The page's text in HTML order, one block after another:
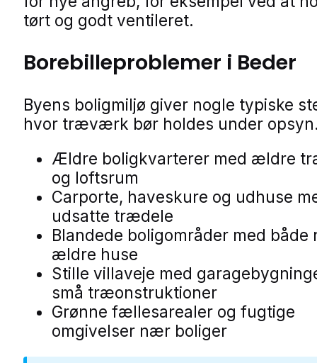
tørt og godt ventileret.
Borebilleproblemer i Beder
Byens boligmiljø giver nogle typiske
hvor træværk bør holdes under
Ældre boligkvarterer med ældre
og loftsrum
Carporte, haveskure og udhuse
udsatte trædele
Blandede boligområder med både
ældre huse
Stille villaveje med
små træonstruktioner
Grønne fællesarealer og fugtige
omgivelser nær boliger